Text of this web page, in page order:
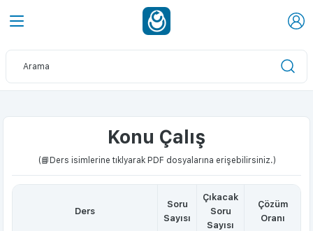
Konu Çalış
(📘Ders isimlerine tıklyarak PDF dosyalarına erişebilirsiniz.)
Ders
Soru
Sayısı
Çıkacak
Soru
Sayısı
Çözüm
Oranı